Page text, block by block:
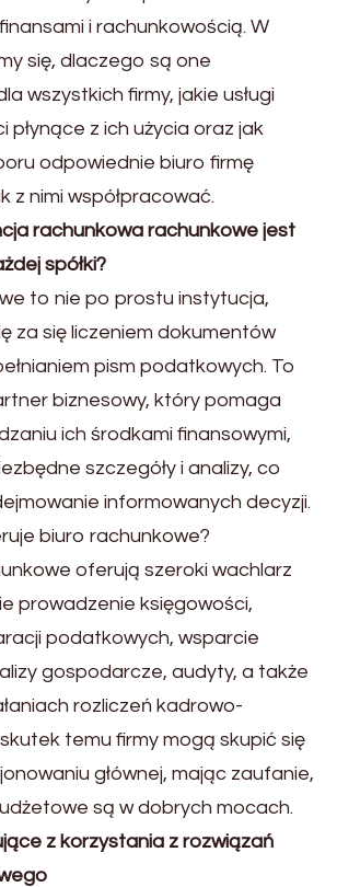
i rachunkowością. W
się, dlaczego są one
wszystkich firmy, jakie usługi
płynące z ich użycia oraz jak
odpowiednie biuro firmę
z nimi współpracować.
rachunkowa rachunkowe jest
spółki?
to nie po prostu instytucja,
za się liczeniem dokumentów
pism podatkowych. To
biznesowy, który pomaga
ich środkami finansowymi,
szczegóły i analizy, co
informowanych decyzji.
biuro rachunkowe?
oferują szeroki wachlarz
prowadzenie księgowości,
podatkowych, wsparcie
gospodarcze, audyty, a także
rozliczeń kadrowo-
temu firmy mogą skupić się
głównej, mając zaufanie,
są w dobrych mocach.
z korzystania z rozwiązań